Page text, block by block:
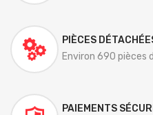
PIÈCES
Environ 690 pièces
PAIEMENTS